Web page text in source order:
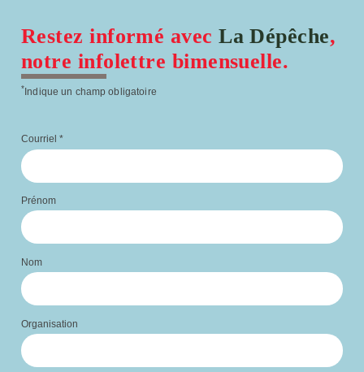
Restez informé avecLa Dépêche,
notre infolettre bimensuelle.
*Indique un champ obligatoire
Courriel *
Prénom
Nom
Organisation